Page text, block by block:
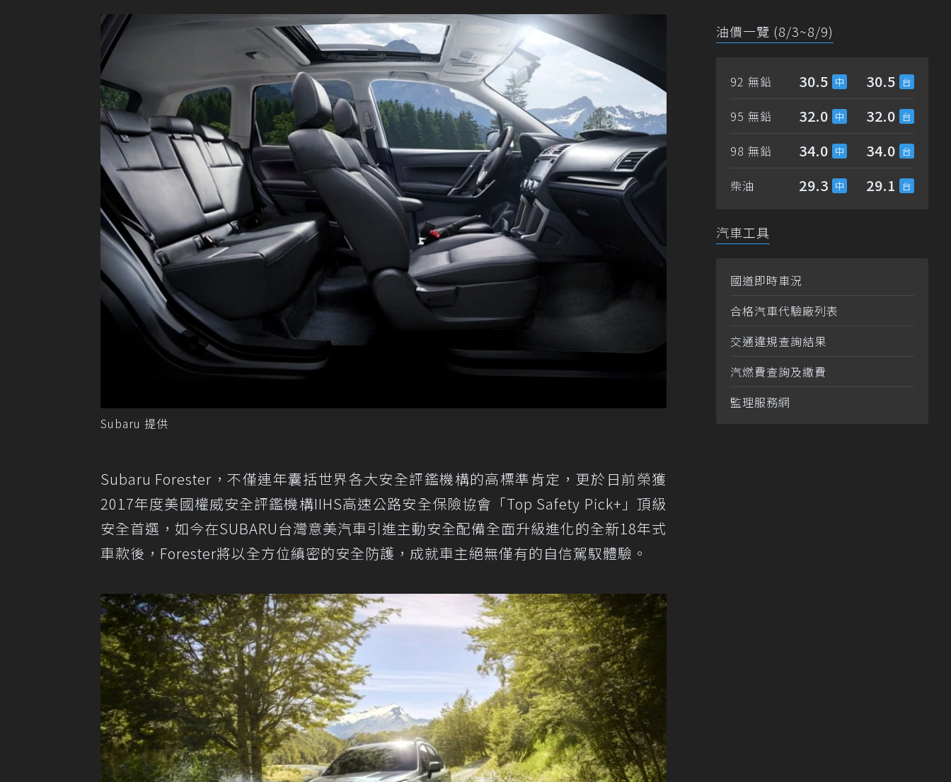
Subaru 提供
Subaru Forester，不僅連年囊括世界各大安全評鑑機構的高標準肯定，更於日前榮獲
2017年度美國權威安全評鑑機構IIHS高速公路安全保險協會「Top Safety Pick+」頂級
安全首選，如今在SUBARU台灣意美汽車引進主動安全配備全面升級進化的全新18年式
車款後，Forester將以全方位縝密的安全防護，成就車主絕無僅有的自信駕馭體驗。
油價一覽 (8/3~8/9)
92 無鉛 30.5 30.5
95 無鉛 32.0 32.0
98 無鉛 34.0 34.0
柴油 29.3 29.1
汽車工具
國道即時車況
合格汽車代驗廠列表
交通違規查詢結果
汽燃費查詢及繳費
監理服務網